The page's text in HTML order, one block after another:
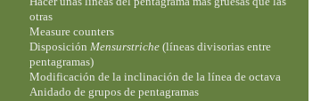
otras
Measure counters
DisposiciónMensurstriche (líneas divisorias entre
pentagramas)
Modificación de la inclinación de la línea de octava
Anidado de grupos de pentagramas